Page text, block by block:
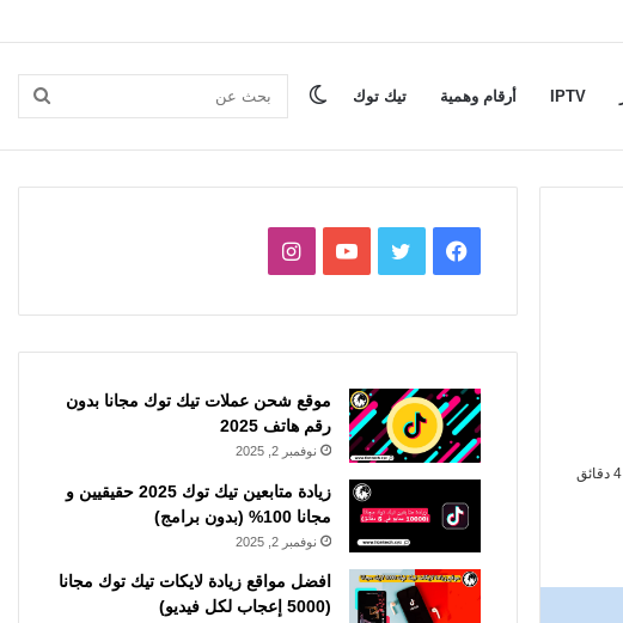
IPTV أرقام وهمية تيك توك بحث الوضع
فيسبوكتويتر يوتيوبانستقرام
موقع شحن عملات تيك توك مجانا بدون
رقم هاتف 2025
نوفمبر 2, 2025
زيادة متابعين تيك توك 2025 حقيقيين و
مجانا 100% (بدون برامج)
نوفمبر 2, 2025
افضل مواقع زيادة لايكات تيك توك مجانا
(5000 إعجاب لكل فيديو)